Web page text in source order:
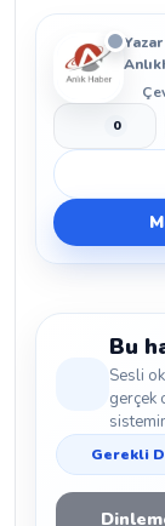
Yazar
Beğen
0
Bu
Sesli
gerçek
Gerekli